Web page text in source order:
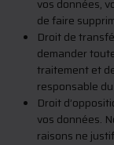
vos données,
de faire
Droit de
demander
traitement et
responsable
Droit
vos données.
raisons ne